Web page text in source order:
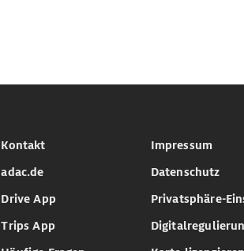
Kontakt
adac.de
Drive App
Trips App
Impressum
Datenschutz
Privatsphäre-